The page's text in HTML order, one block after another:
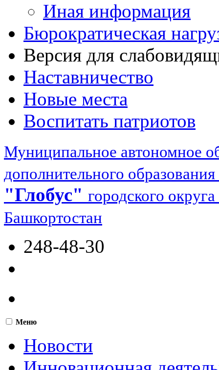
Иная информация
Бюрократическая
Версия для
Наставничество
Новые места
Воспитать патриотов
Муниципальное автономное
дополнительного образования
"Глобус" городского
Башкортостан
248-48-30
Меню
Новости